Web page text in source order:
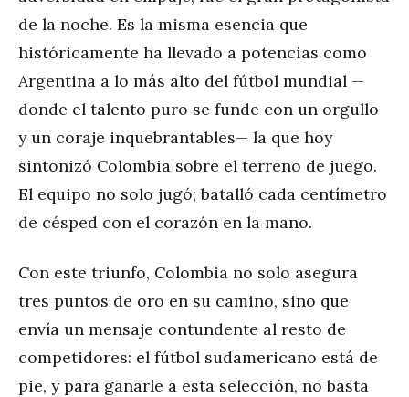
de la noche. Es la misma esencia que
históricamente ha llevado a potencias como
Argentina a lo más alto del fútbol mundial —
donde el talento puro se funde con un orgullo
y un coraje inquebrantables— la que hoy
sintonizó Colombia sobre el terreno de juego.
El equipo no solo jugó; batalló cada centímetro
de césped con el corazón en la mano.
Con este triunfo, Colombia no solo asegura
tres puntos de oro en su camino, sino que
envía un mensaje contundente al resto de
competidores: el fútbol sudamericano está de
pie, y para ganarle a esta selección, no basta